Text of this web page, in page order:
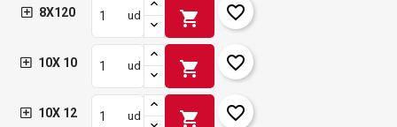
8X120 ud shopping_cart favorite_border
10X 10 ud shopping_cart favorite_border
10X 12 ud shopping_cart favorite_border